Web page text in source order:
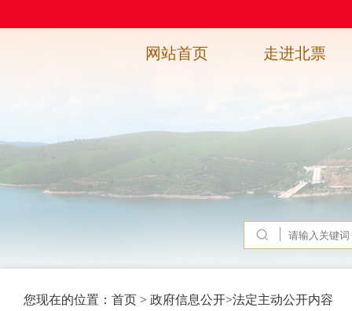
网站首页 走进北票
您现在的位置： 首页 > 政府信息公开>法定主动公开内容